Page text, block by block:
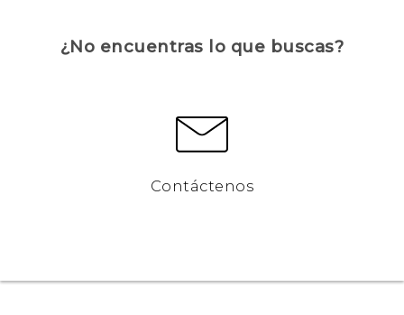
¿No encuentras lo que buscas?
Contáctenos